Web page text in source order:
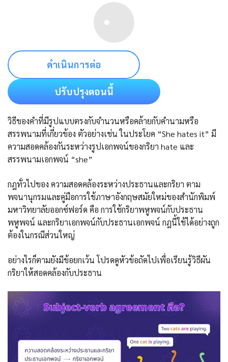
ดำเนินการต่อ
ปรับปรุงตอนนี้
วิธีของคำที่มีรูปแบบตรงกับจำนวนหรือคล้ายกับคำนามหรือ
สรรพนามที่เกี่ยวข้อง ตัวอย่างเช่น ในประโยค “She hates it” มี
ความสอดคล้องกันระหว่างรูปเอกพจน์ของกริยา hate และ
สรรพนามเอกพจน์ “she”
กฎทั่วไปของ ความสอดคล้องระหว่างประธานและกริยา ตาม
พจนานุกรมและคู่มือการใช้ภาษาอังกฤษสมัยใหม่ของสำนักพิมพ์
มหาวิทยาลัยออกซ์ฟอร์ด คือ การใช้กริยาพหูพจน์กับประธาน
พหูพจน์ และกริยาเอกพจน์กับประธานเอกพจน์ กฎนี้ใช้ได้อย่างถูก
ต้องในกรณีส่วนใหญ่
อย่างไรก็ตามยังมีข้อยกเว้น โปรดดูหัวข้อถัดไปเพื่อเรียนรู้วิธีผัน
กริยาให้สอดคล้องกับประธาน